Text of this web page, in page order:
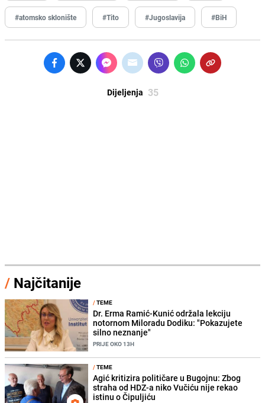
#atomsko sklonište #Tito #Jugoslavija #BiH
Dijeljenja 35
/ Najčitanije
/TEME
Dr. Erma Ramić-Kunić održala lekciju
notornom Miloradu Dodiku: "Pokazujete
silno neznanje"
PRIJE OKO 13H
/TEME
Agić kritizira političare u Bugojnu: Zbog
straha od HDZ-a niko Vučiću nije rekao
istinu o Čipuljiću